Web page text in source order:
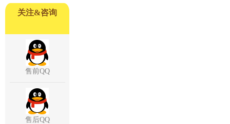
关注&咨询
售前QQ
售后QQ